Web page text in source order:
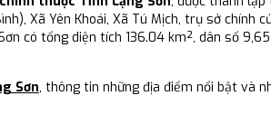
Xã Yên Khoái, Xã Tú Mịch, trụ sở chính
có tổng diện tích 136.04 km², dân số
Sơn, thông tin những địa điểm nổi bật và